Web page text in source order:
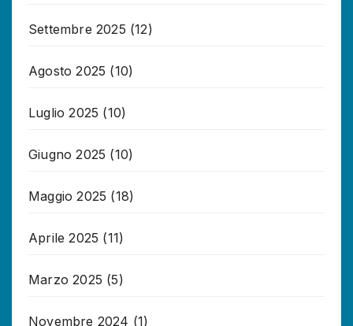
Settembre 2025 (12)
Agosto 2025 (10)
Luglio 2025 (10)
Giugno 2025 (10)
Maggio 2025 (18)
Aprile 2025 (11)
Marzo 2025 (5)
Novembre 2024 (1)